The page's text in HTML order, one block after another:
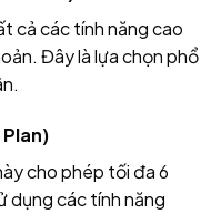
cả các tính năng cao
Đây là lựa chọn phổ
cho phép tối đa 6
dụng các tính năng